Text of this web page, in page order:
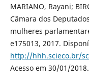
MARIANO, Rayani;
Câmara dos
mulheres
e175013, 2017.
http://hhh.scieco.br/
Acesso em 30/01/2018.